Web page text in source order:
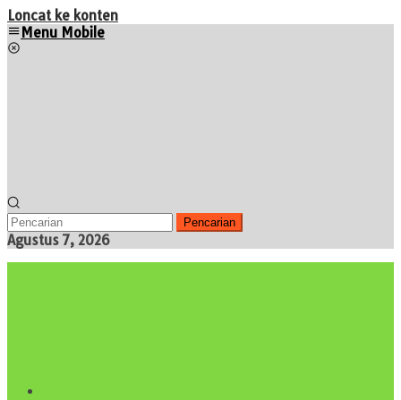
Loncat ke konten
Menu Mobile
Pencarian
Agustus 7, 2026